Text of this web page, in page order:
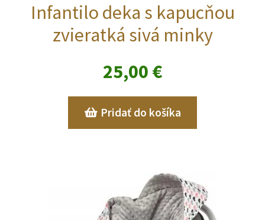
Infantilo deka s kapucňou
zvieratká sivá minky
25,00 €
Pridať do košíka